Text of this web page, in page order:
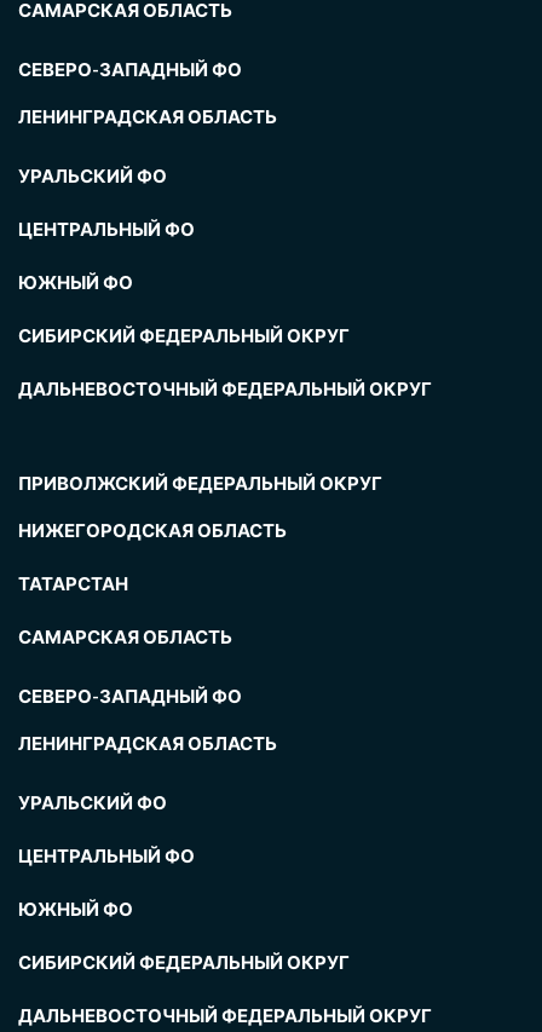
САМАРСКАЯ ОБЛАСТЬ
СЕВЕРО-ЗАПАДНЫЙ ФО
ЛЕНИНГРАДСКАЯ ОБЛАСТЬ
УРАЛЬСКИЙ ФО
ЦЕНТРАЛЬНЫЙ ФО
ЮЖНЫЙ ФО
СИБИРСКИЙ ФЕДЕРАЛЬНЫЙ ОКРУГ
ДАЛЬНЕВОСТОЧНЫЙ ФЕДЕРАЛЬНЫЙ ОКРУГ
ПРИВОЛЖСКИЙ ФЕДЕРАЛЬНЫЙ ОКРУГ
НИЖЕГОРОДСКАЯ ОБЛАСТЬ
ТАТАРСТАН
САМАРСКАЯ ОБЛАСТЬ
СЕВЕРО-ЗАПАДНЫЙ ФО
ЛЕНИНГРАДСКАЯ ОБЛАСТЬ
УРАЛЬСКИЙ ФО
ЦЕНТРАЛЬНЫЙ ФО
ЮЖНЫЙ ФО
СИБИРСКИЙ ФЕДЕРАЛЬНЫЙ ОКРУГ
ДАЛЬНЕВОСТОЧНЫЙ ФЕДЕРАЛЬНЫЙ ОКРУГ